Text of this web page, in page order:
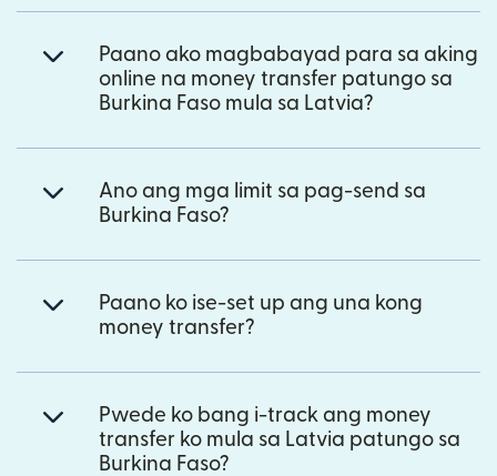
Paano ako magbabayad para sa aking
online na money transfer patungo sa
Burkina Faso mula sa Latvia?
Ano ang mga limit sa pag-send sa
Burkina Faso?
Paano ko ise-set up ang una kong
money transfer?
Pwede ko bang i-track ang money
transfer ko mula sa Latvia patungo sa
Burkina Faso?